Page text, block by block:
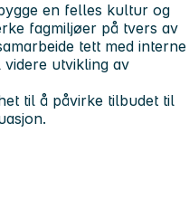
en felles kultur og
fagmiljøer på tvers av
tett med interne
utvikling av
til å påvirke tilbudet til